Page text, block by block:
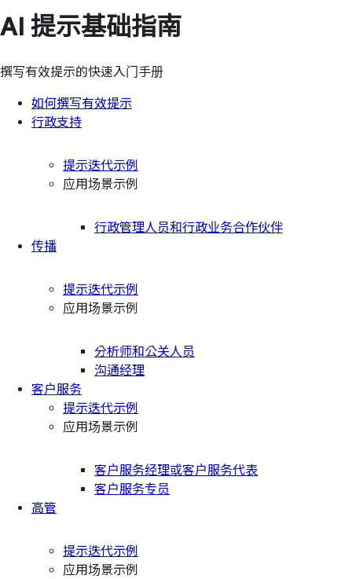
AI 提示基础指南
撰写有效提示的快速入门手册
如何撰写有效提示
行政支持
提示迭代示例
应用场景示例
行政管理人员和行政业务合作伙伴
传播
提示迭代示例
应用场景示例
分析师和公关人员
沟通经理
客户服务
提示迭代示例
应用场景示例
客户服务经理或客户服务代表
客户服务专员
高管
提示迭代示例
应用场景示例